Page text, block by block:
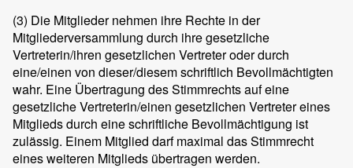
(3) Die Mitglieder nehmen ihre Rechte in der
Mitgliederversammlung durch ihre gesetzliche
Vertreterin/ihren gesetzlichen Vertreter oder durch
eine/einen von dieser/diesem schriftlich Bevollmächtigten
wahr. Eine Übertragung des Stimmrechts auf eine
gesetzliche Vertreterin/einen gesetzlichen Vertreter eines
Mitglieds durch eine schriftliche Bevollmächtigung ist
zulässig. Einem Mitglied darf maximal das Stimmrecht
eines weiteren Mitglieds übertragen werden.